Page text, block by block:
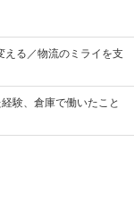
る／物流のミライを支
験、倉庫で働いたこと